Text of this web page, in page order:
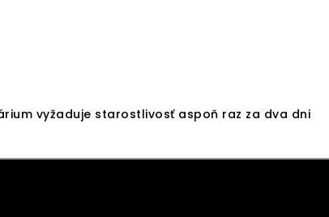
vyžaduje starostlivosť aspoň raz za dva dni